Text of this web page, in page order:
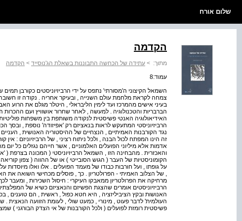
שלום אורח
הקדמה
מתוך: > עתידה של הכחשה התבוננות בשאלת הג'נוסייד > הקדמה
עמוד:8
השמאל הקיצוני ה'מסורתי' נתפס על ידי הרביזיוניסטים כקורבן
צמחה לקראת מלחמת עולם השנייה , ובעיקר אחריה . נקודה זו
בעיני אישים מהמרכז ועד לימין הליבראלי , היטלר מגלם את הרוע
הברבריות והטכנולוגיה . למעשה , לאחר שחרור אושוויץ ועם
האידיאולוגיה האנטי פשיסטית לנקודה משותפת בין משפחות
הרביזיוניסטי המתעקש לראות בנאציזם רק 'אפיזודה' נוספת , ובסך
נגד הקורבנות האמיתיים , הנצחיים של ההיסטוריה האנושית , העניים
זה הינו המפתח לכול הבנה , ולכל ניתוח רציני , של הרביזיוניזם : אין
אדמות אלא מיליוני הפועלים האלמוניים , אשר חייהם נגזלים כל
והאכזרית . מהבחינה הזו , השמאל הרביזיוניסטי ( המכונה בצרפת (
הקומוניסטיות של העבר ( הגוש הסובייטי ) או של ההווה ( צפון
על גופתו , ועל חורבות כבודו של מעמד הפועלים . אלו ואלו מיוסדות
, של הצלוב האמיתי - הפרולטריון . כך , פוסלים מכחישי השואה את
מרחיקה את הפרולטריון ממאבקו העיקרי : חיסול השכירות , ומעבר
הרביזיוניסטים אומרים שהצגת הפשיזם והנאציזם כשיא של
האנושות ובקץ הציביליזציה , היא חטא כפול , ראשית , הם טוענים ,
העולמית' לדבר פעוט , מינורי , כמעט שולי , לעומת הזוועה הנאצית .
פשיסטית רומזת לפועלים ( ולכל הקורבנות של אי הצדק הבורגני )